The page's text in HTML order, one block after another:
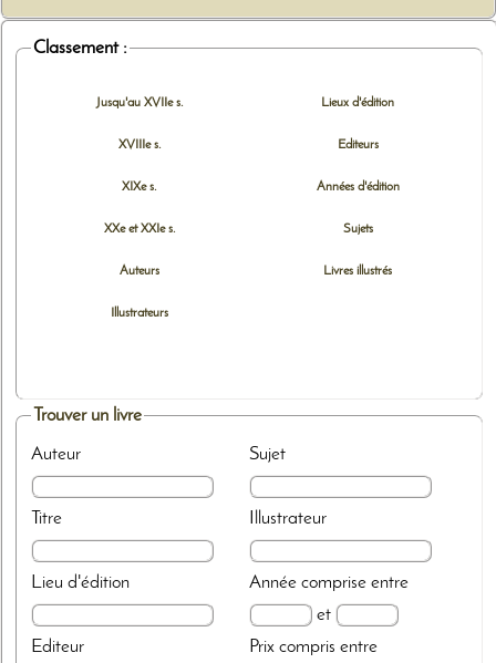
Classement :
Jusqu'au XVIIe s.
XVIIIe s.
XIXe s.
XXe et XXIe s.
Auteurs
Illustrateurs
Lieux d'édition
Editeurs
Années d'édition
Sujets
Livres illustrés
Trouver un livre
Auteur
Titre
Lieu d'édition
Editeur
Sujet
Illustrateur
Annéecomprise entre
et
Prixcompris entre